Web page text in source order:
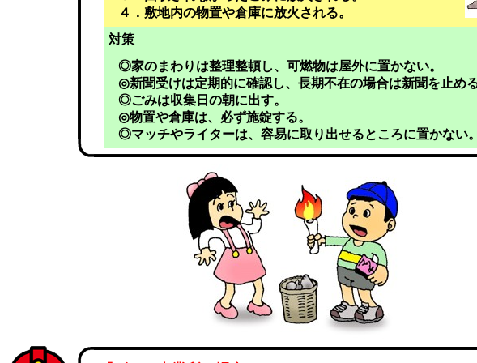
４．敷地内の物置や倉庫に放火される。
対策
◎家のまわりは整理整頓し、可燃物は屋外に置かない。
◎新聞受けは定期的に確認し、長期不在の場合は新聞を止め
◎ごみは収集日の朝に出す。
◎物置や倉庫は、必ず施錠する。
◎マッチやライターは、容易に取り出せるところに置かない